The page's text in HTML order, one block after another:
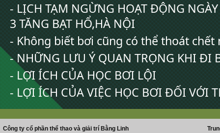
- LỊCH TẠM NGỪNG HOẠT ĐỘNG
3 TĂNG BẠT HỔ,HÀ NỘI
- Không biết bơi cũng có thể thoát chết
- NHỮNG LƯU Ý QUAN TRỌNG KHI ĐI
- LỢI ÍCH CỦA HỌC BƠI LỘI
- LỢI ÍCH CỦA VIỆC HỌC BƠI ĐỐI VỚI
Công ty cổ phần thể thao và giải trí Bằng Linh